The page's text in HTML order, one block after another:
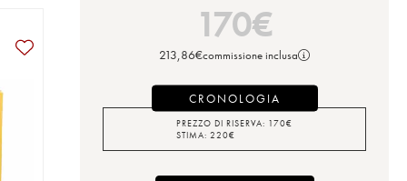
170€
213,86€commissione inclusa
CRONOLOGIA
PREZZO DI RISERVA: 170€
STIMA: 220€